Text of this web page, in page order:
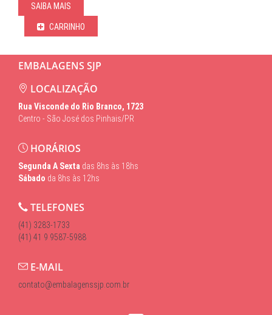
SAIBA MAIS
CARRINHO
EMBALAGENS SJP
LOCALIZAÇÃO
Rua Visconde do Rio Branco, 1723
Centro - São José dos Pinhais/PR
HORÁRIOS
Segunda A Sexta das 8hs às 18hs
Sábado da 8hs às 12hs
TELEFONES
(41) 3283-1733
(41) 41 9 9587-5988
E-MAIL
contato@embalagenssjp.com.br